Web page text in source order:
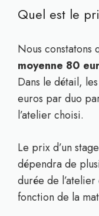
Quel est le
Nous constatons
moyenne 80
Dans le détail,
euros par duo
l’atelier choisi.
Le prix d’un
dépendra de
durée de
fonction de la